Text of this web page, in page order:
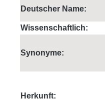
Deutscher Name:
Wissenschaftlich:
Synonyme:
Herkunft: